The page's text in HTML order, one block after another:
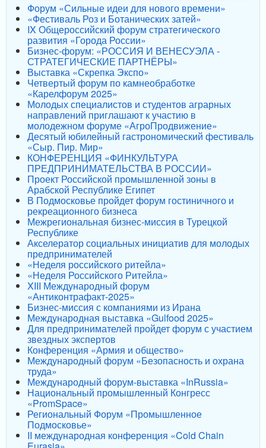
Форум «Сильные идеи для нового времени»
«Фестиваль Роз и Ботанических затей»
IX Общероссийский форум стратегического
развития «Города России»
Бизнес-форум: «РОССИЯ И ВЕНЕСУЭЛА -
СТРАТЕГИЧЕСКИЕ ПАРТНЁРЫ»
Выставка «Скрепка Экспо»
Четвертый форум по камнеобработке
«Карелфорум 2025»
Молодых специалистов и студентов аграрных
направлений приглашают к участию в
молодежном форуме «АгроПродвижение»
Десятый юбилейный гастрономический фестиваль
«Сыр. Пир. Мир»
КОНФЕРЕНЦИЯ «ФИНКУЛЬТУРА
ПРЕДПРИНИМАТЕЛЬСТВА В РОССИИ»
Проект Российской промышленной зоны в
Арабской Республике Египет
В Подмосковье пройдет форум гостиничного и
рекреационного бизнеса
Межрегиональная бизнес-миссия в Турецкой
Республике
Акселератор социальных инициатив для молодых
предпринимателей
«Неделя российского ритейла»
«Неделя Российского Ритейла»
XIII Международный форум
«Антиконтрафакт-2025»
Бизнес-миссия с компаниями из Ирана
Международная выставка «Gulfood 2025»
Для предпринимателей пройдет форум с участием
звездных экспертов
Конференция «Армия и общество»
Международный форум «Безопасность и охрана
труда»
Международный форум-выставка «InRussia»
Национальный промышленный Конгресс
«PromSpace»
Региональный Форум «Промышленное
Подмосковье»
II международная конференция «Cold Chain